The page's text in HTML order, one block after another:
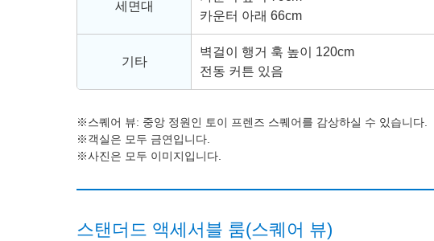
세면대
카운터 아래 66cm
기타
벽걸이 행거 훅 높이 120cm
전동 커튼 있음
※스퀘어 뷰: 중앙 정원인 토이 프렌즈 스퀘어를 감상하실 수 있습니다.
※객실은 모두 금연입니다.
※사진은 모두 이미지입니다.
스탠더드 액세서블 룸(스퀘어 뷰)